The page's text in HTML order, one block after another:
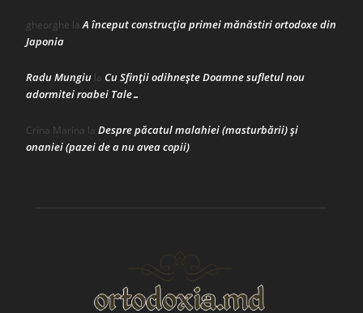
gheorghe laA început construcţia primei mănăstiri ortodoxe din
Japonia
Radu Mungiu la Cu Sfinții odihnește Doamne sufletul nou
adormitei roabei Tale…
Crina Marina la Despre păcatul malahiei (masturbării) şi
onaniei (pazei de a nu avea copii)